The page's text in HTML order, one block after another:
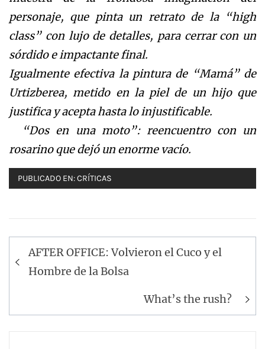
personaje, que pinta un retrato de la “high
class” con lujo de detalles, para cerrar con un
sórdido e impactante final.
Igualmente efectiva la pintura de “Mamá” de
Urtizberea, metido en la piel de un hijo que
justifica y acepta hasta lo injustificable.
“Dos en una moto”: reencuentro con un
rosarino que dejó un enorme vacío.
PUBLICADO EN:CRÍTICAS
Navegación
de
AFTER OFFICE: Volvieron el Cuco y el
Hombre de la Bolsa
What’s the rush?